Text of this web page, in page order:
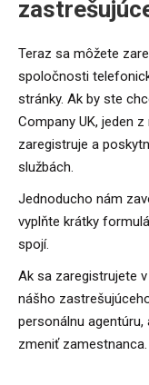
Teraz sa môžete
spoločnosti
stránky. Ak by ste
Company UK, jeden
zaregistruje a
službách.
Jednoducho nám
vyplňte krátky
spojí.
Ak sa zaregistrujete
nášho
personálnu
zmeniť zamestnanca.